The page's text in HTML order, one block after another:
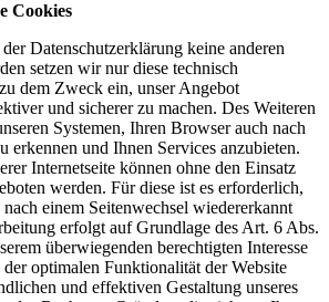
Cookies
Datenschutzerklärung keine anderen
setzen wir nur diese technisch
dem Zweck ein, unser Angebot
und sicherer zu machen. Des Weiteren
Systemen, Ihren Browser auch nach
erkennen und Ihnen Services anzubieten.
Internetseite können ohne den Einsatz
werden. Für diese ist es erforderlich,
einem Seitenwechsel wiedererkannt
erfolgt auf Grundlage des Art. 6 Abs.
überwiegenden berechtigten Interesse
optimalen Funktionalität der Website
und effektiven Gestaltung unseres